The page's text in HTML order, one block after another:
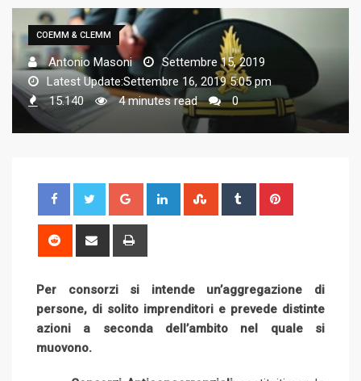
COEMM & CLEMM
Antonio Masoni
Settembre 15, 2019
Latest Update:Settembre 16, 2019 5:05 pm
15.140
4 minutes read 0
o
+
i
d
I
n
t
l
e
U
u
r
i
r
e
s
e
d
i
t
h
r
e
v
r
t
Per consorzi si intende un’aggregazione di
persone, di solito imprenditori e prevede distinte
azioni a seconda dell’ambito nel quale si
muovono.